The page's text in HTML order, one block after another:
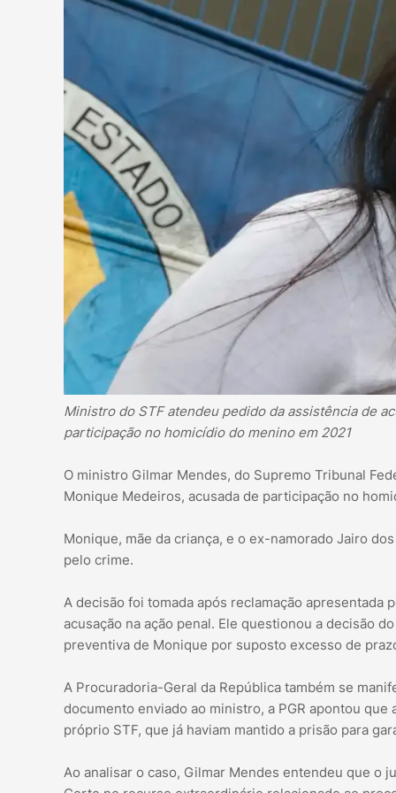
Ministro do STF atendeu pedido da assistência de
participação no homicídio do menino em 2021
O ministro Gilmar Mendes, do Supremo Tribunal
Monique Medeiros, acusada de participação no
Monique, mãe da criança, e o ex-namorado Jairo
pelo crime.
A decisão foi tomada após reclamação
acusação na ação penal. Ele questionou a decisão
preventiva de Monique por suposto excesso de
A Procuradoria-Geral da República também se
documento enviado ao ministro, a PGR apontou
próprio STF, que já haviam mantido a prisão para
Ao analisar o caso, Gilmar Mendes entendeu que o